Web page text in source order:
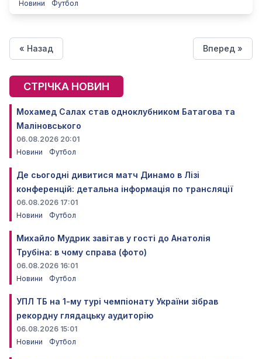
Новини Футбол
« Назад Вперед »
СТРІЧКА НОВИН
Мохамед Салах став одноклубником Батагова та
Маліновського
06.08.2026 20:01
Новини
Футбол
Де сьогодні дивитися матч Динамо в Лізі
конференцій: детальна інформація по трансляції
06.08.2026 17:01
Новини
Футбол
Михайло Мудрик завітав у гості до Анатолія
Трубіна: в чому справа (фото)
06.08.2026 16:01
Новини
Футбол
УПЛ ТБ на 1-му турі чемпіонату України зібрав
рекордну глядацьку аудиторію
06.08.2026 15:01
Новини
Футбол